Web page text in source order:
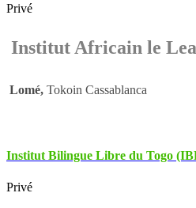
Privé
Institut Africain le
Lomé, Tokoin Cassablanca
Institut Bilingue Libre du Togo
Privé